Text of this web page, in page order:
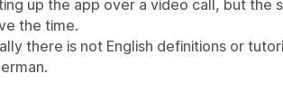
up the app over a video call, but the
the time.
there is not English definitions or